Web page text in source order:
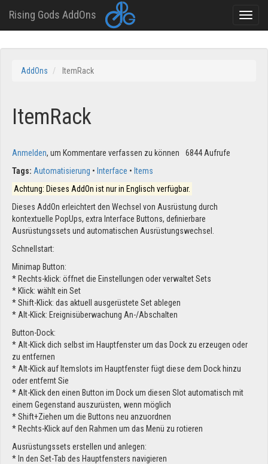
Rising Gods AddOns
Toggle
AddOns ItemRack
ItemRack
Anmelden, um Kommentare verfassen zu können
6844 Aufrufe
Tags: Automatisierung Interface
Items
Achtung: Dieses AddOn ist nur in Englisch verfügbar.
Dieses AddOn erleichtert den Wechsel von Ausrüstung durch
kontextuelle PopUps, extra Interface Buttons, definierbare
Ausrüstungssets und automatischen Ausrüstungswechsel.
Schnellstart:
Minimap Button:
* Rechts-klick: öffnet die Einstellungen oder verwaltet Sets
* Klick: wählt ein Set
* Shift-Klick: das aktuell ausgerüstete Set ablegen
* Alt-Klick: Ereignisüberwachung An-/Abschalten
Button-Dock:
* Alt-Klick dich selbst im Hauptfenster um das Dock zu erzeugen oder
zu entfernen
* Alt-Klick auf Itemslots im Hauptfenster fügt diese dem Dock hinzu
oder entfernt Sie
* Alt-Klick den einen Button im Dock um diesen Slot automatisch mit
einem Gegenstand auszurüsten, wenn möglich
* Shift+Ziehen um die Buttons neu anzuordnen
* Rechts-Klick auf den Rahmen um das Menü zu rotieren
Ausrüstungssets erstellen und anlegen:
* In den Set-Tab des Hauptfensters navigieren